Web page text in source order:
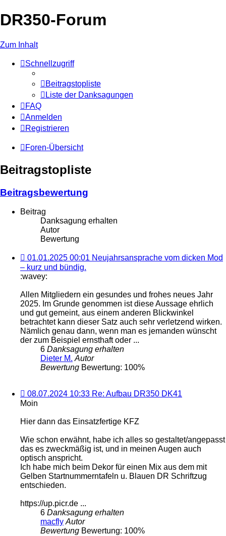
DR350-Forum
Zum Inhalt
Schnellzugriff
Beitragstopliste
Liste der Danksagungen
FAQ
Anmelden
Registrieren
Foren-Übersicht
Beitragstopliste
Beitragsbewertung
Beitrag
Danksagung erhalten
Autor
Bewertung
01.01.2025
00:01 Neujahrsansprache
vom
dicken
Mod
–
kurz
und
bündig.
01.01.2025 00:01 Neujahrsansprache vom dicken Mod
– kurz und bündig.
:wavey:
Allen Mitgliedern ein gesundes und frohes neues Jahr
2025. Im Grunde genommen ist diese Aussage ehrlich
und gut gemeint, aus einem anderen Blickwinkel
betrachtet kann dieser Satz auch sehr verletzend wirken.
Nämlich genau dann, wenn man es jemanden wünscht
der zum Beispiel ernsthaft oder ...
6 Danksagung erhalten
Dieter M. Autor
Bewertung Bewertung: 100%
08.07.2024
10:33 Re:
DR350
08.07.2024 10:33 Re: Aufbau DR350 DK41
Moin
Hier dann das Einsatzfertige KFZ
Wie schon erwähnt, habe ich alles so gestaltet/angepasst
das es zweckmäßig ist, und in meinen Augen auch
optisch anspricht.
Ich habe mich beim Dekor für einen Mix aus dem mit
Gelben Startnummerntafeln u. Blauen DR Schriftzug
entschieden.
https://up.picr.de ...
6 Danksagung erhalten
macfly Autor
Bewertung Bewertung: 100%